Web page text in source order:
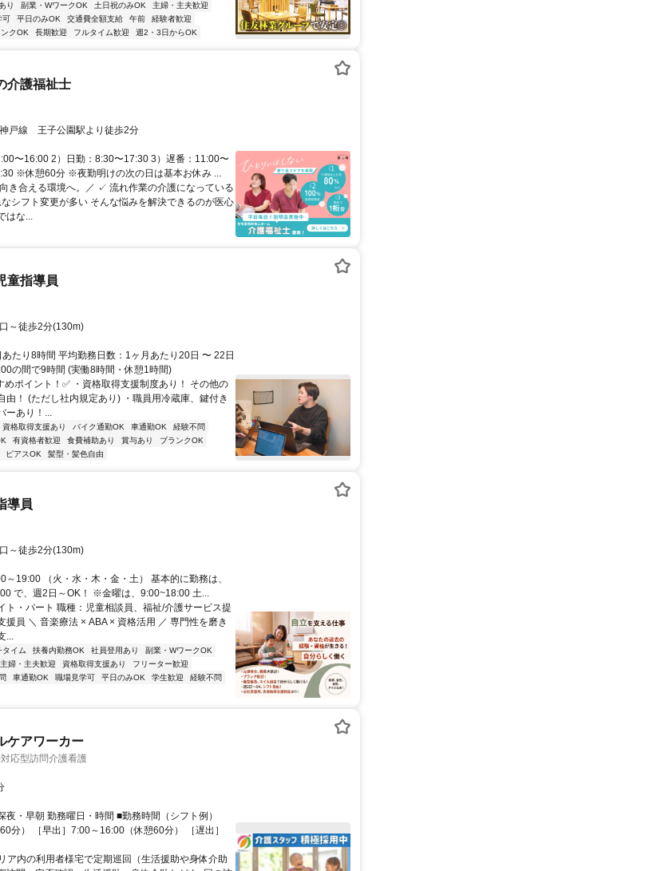
り 副業・WワークOK 土日祝のみOK
主婦・主夫歓迎
可 平日のみOK 交通費全額支給 午前
経験者歓迎
クOK 長期歓迎 フルタイム歓迎 週2・3日からOK
介護福祉士
阪急神戸線 王子公園駅より徒歩2分
〜16:00 2）日勤：8:30〜17:30 3）遅番：11:00〜
※休憩60分 ※夜勤明けの次の日は基本お休み ...
き合える環境へ。／ ✓ 流れ作業の介護になっている
シフト変更が多い そんな悩みを解決できるのが医心
はな...
童指導員
～徒歩2分(130m)
たり8時間 平均勤務日数：1ヶ月あたり20日 〜 22日
の間で9時間 (実働8時間・休憩1時間)
めポイント！✅ ・資格取得支援制度あり！ その他の
由！ (ただし社内規定あり) ・職員用冷蔵庫、鍵付き
ーあり！...
資格取得支援あり バイク通勤OK 車通勤OK
経験不問
有資格者歓迎 食費補助あり 賞与あり
ブランクOK
ピアスOK 髪型・髪色自由
導員
～徒歩2分(130m)
19:00 （火・水・木・金・土） 基本的に勤務は、
で、週2日～OK！ ※金曜は、9:00~18:00 土...
ト・パート 職種：児童相談員、福祉/介護サービス提
援員 ＼ 音楽療法 × ABA × 資格活用 ／ 専門性を磨き
...
タイム 扶養内勤務OK 社員登用あり
副業・WワークOK
主婦・主夫歓迎 資格取得支援あり
フリーター歓迎
車通勤OK 職場見学可 平日のみOK 学生歓迎
経験不問
ケアワーカー
応型訪問介護看護
・早朝 勤務曜日・時間 ■勤務時間（シフト例）
分） ［早出］7:00～16:00（休憩60分） ［遅出］
ア内の利用者様宅で定期巡回（生活援助や身体介助